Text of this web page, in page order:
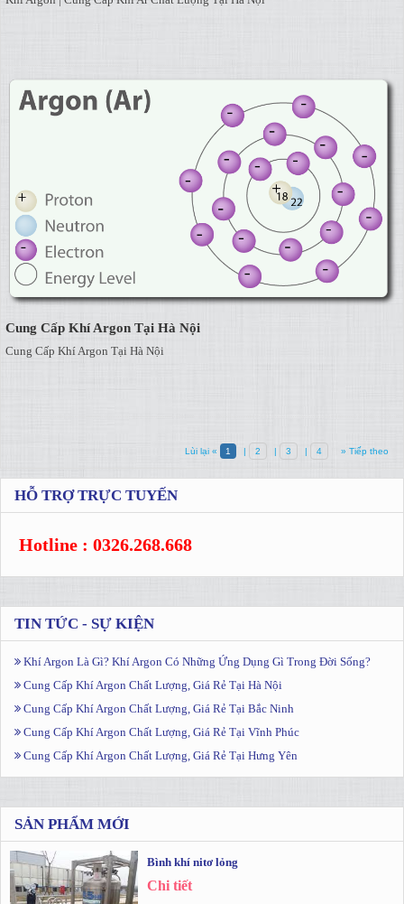
Cung Cấp Khí Argon Tại Hà Nội
Cung Cấp Khí Argon Tại Hà Nội
Lùi lại « 1 | 2 | 3 | 4 » Tiếp theo
HỖ TRỢ TRỰC TUYẾN
Hotline : 0326.268.668
TIN TỨC - SỰ KIỆN
Khí Argon Là Gì? Khí Argon Có Những Ứng Dụng Gì Trong Đời Sống?
Cung Cấp Khí Argon Chất Lượng, Giá Rẻ Tại Hà Nội
Cung Cấp Khí Argon Chất Lượng, Giá Rẻ Tại Bắc Ninh
Cung Cấp Khí Argon Chất Lượng, Giá Rẻ Tại Vĩnh Phúc
Cung Cấp Khí Argon Chất Lượng, Giá Rẻ Tại Hưng Yên
SẢN PHẨM MỚI
Bình khí nitơ lỏng
Chi tiết